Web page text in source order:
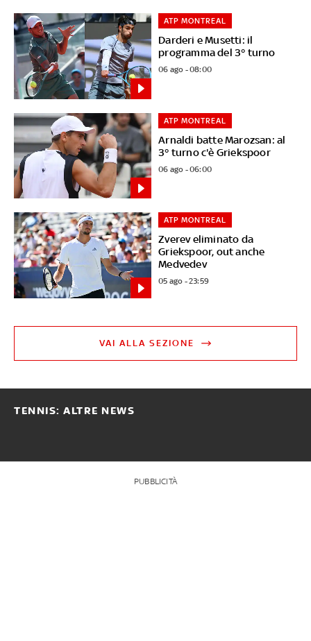
Darderi e Musetti: il
programma del 3° turno
ATP MONTREAL
06 ago - 08:00
Arnaldi batte Marozsan: al
3° turno c'è Griekspoor
ATP MONTREAL
06 ago - 06:00
Zverev eliminato da
Griekspoor, out anche
Medvedev
ATP MONTREAL
05 ago - 23:59
VAI ALLA SEZIONE
TENNIS: ALTRE NEWS
PUBBLICITÀ